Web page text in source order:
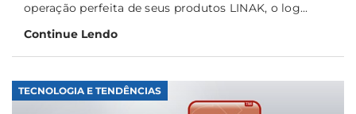
operação perfeita de seus produtos LINAK, o log...
Continue Lendo
TECNOLOGIA E TENDÊNCIAS